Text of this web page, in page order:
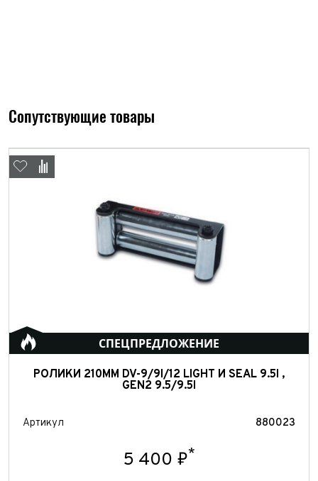
Сопутствующие товары
СПЕЦПРЕДЛОЖЕНИЕ
РОЛИКИ 210ММ DV-9/9I/12 LIGHT И SEAL 9.5I ,
GEN2 9.5/9.5I
Артикул 880023
5 400 ₽*